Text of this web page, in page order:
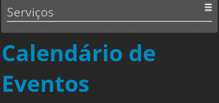
Serviços
Calendário de
Eventos